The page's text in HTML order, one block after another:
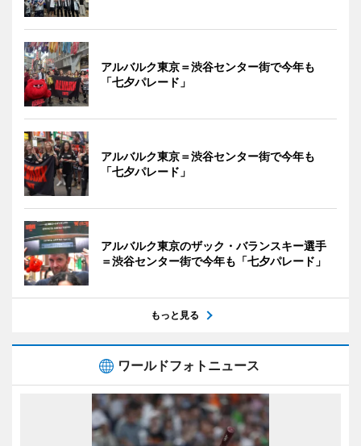
アルバルク東京＝渋谷センター街で今年も
「七夕パレード」
アルバルク東京＝渋谷センター街で今年も
「七夕パレード」
アルバルク東京のザック・バランスキー選手
＝渋谷センター街で今年も「七夕パレード」
もっと見る
ワールドフォトニュース